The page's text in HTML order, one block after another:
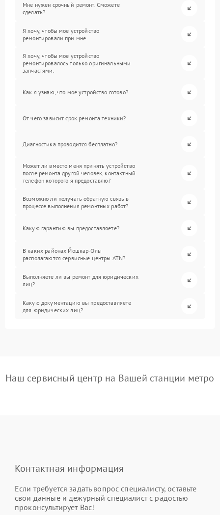
Мне нужен срочный ремонт. Сможете
сделать?
Я хочу, чтобы мое устройство
ремонтировали при мне.
Я хочу, чтобы мое устройство
ремонтировалось только оригинальными
запчастями.
Как я узнаю, что мое устройство готово?
От чего зависит срок ремонта техники?
Диагностика проводится бесплатно?
Может ли вместо меня принять устройство
после ремонта другой человек, контактный
телефон которого я предоставлю?
Возможно ли получать обратную связь в
процессе выполнения ремонтных работ?
Какую гарантию вы предоставляете?
В каких районах Йошкар-Олы
располагаются сервисные центры ATN?
Выполняете ли вы ремонт для юридических
лиц?
Какую документацию вы предоставляете
для юридических лиц?
Наш сервисный центр на Вашей станции метро
Контактная информация
Если требуется задать вопрос специалисту, оставьте
свои данные и дежурный специалист с радостью
проконсультирует Вас!